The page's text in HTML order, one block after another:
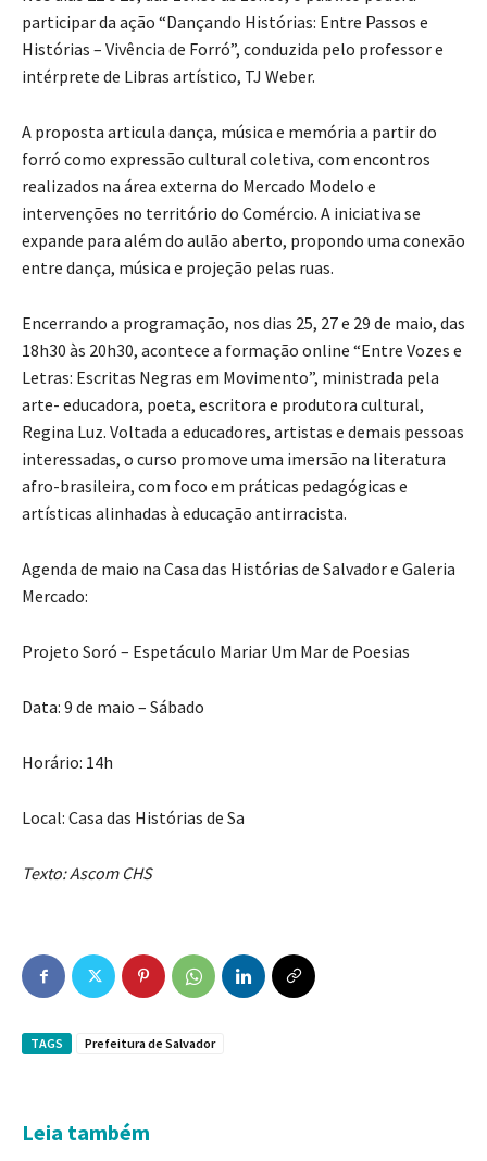
participar da ação “Dançando Histórias: Entre Passos e
Histórias – Vivência de Forró”, conduzida pelo professor e
intérprete de Libras artístico, TJ Weber.
A proposta articula dança, música e memória a partir do
forró como expressão cultural coletiva, com encontros
realizados na área externa do Mercado Modelo e
intervenções no território do Comércio. A iniciativa se
expande para além do aulão aberto, propondo uma conexão
entre dança, música e projeção pelas ruas.
Encerrando a programação, nos dias 25, 27 e 29 de maio, das
18h30 às 20h30, acontece a formação online “Entre Vozes e
Letras: Escritas Negras em Movimento”, ministrada pela
arte- educadora, poeta, escritora e produtora cultural,
Regina Luz. Voltada a educadores, artistas e demais pessoas
interessadas, o curso promove uma imersão na literatura
afro-brasileira, com foco em práticas pedagógicas e
artísticas alinhadas à educação antirracista.
Agenda de maio na Casa das Histórias de Salvador e Galeria
Mercado:
Projeto Soró – Espetáculo Mariar Um Mar de Poesias
Data: 9 de maio – Sábado
Horário: 14h
Local: Casa das Histórias de Sa
Texto: Ascom CHS
TAGS Prefeitura de Salvador
Leia também